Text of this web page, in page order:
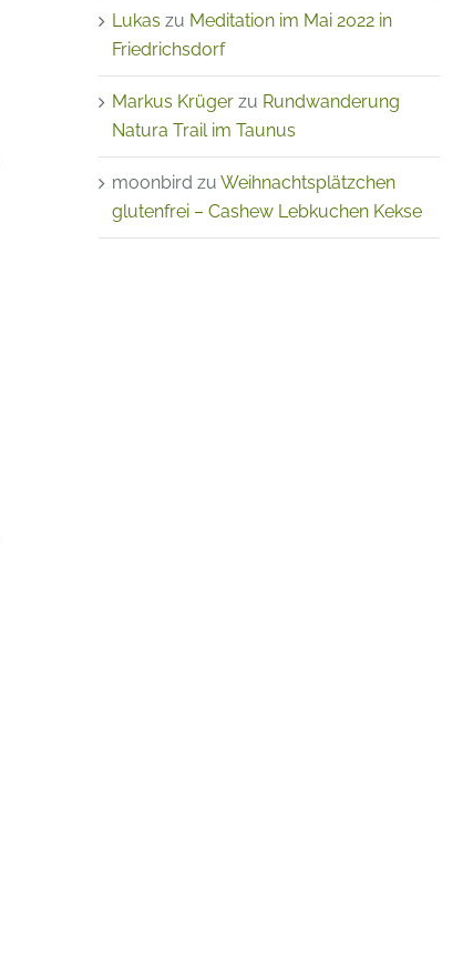
Lukas zu Meditation im Mai 2022 in
Friedrichsdorf
Markus Krügerzu Rundwanderung
Natura Trail im Taunus
moonbird zu Weihnachtsplätzchen
glutenfrei – Cashew Lebkuchen Kekse